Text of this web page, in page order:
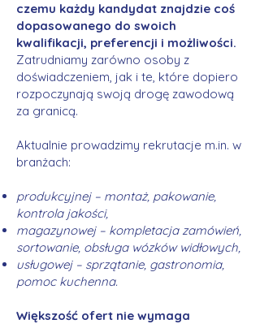
czemu każdy kandydat znajdzie coś
dopasowanego do swoich
kwalifikacji, preferencji i możliwości.
Zatrudniamy zarówno osoby z
doświadczeniem, jak i te, które dopiero
rozpoczynają swoją drogę zawodową
za granicą.
Aktualnie prowadzimy rekrutacje m.in. w
branżach:
produkcyjnej – montaż, pakowanie,
kontrola jakości,
magazynowej – kompletacja zamówień,
sortowanie, obsługa wózków widłowych,
usługowej – sprzątanie, gastronomia,
pomoc kuchenna.
Większość ofert nie wymaga